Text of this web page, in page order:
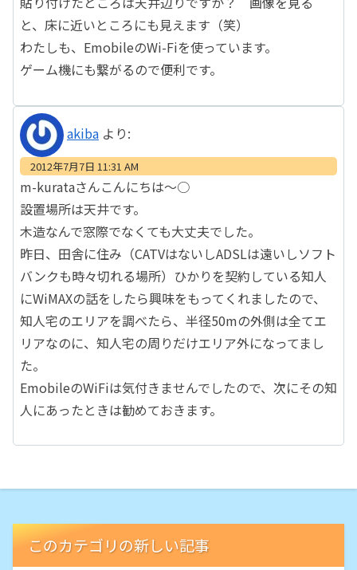
と、床に近いところにも見えます（笑）
わたしも、EmobileのWi-Fiを使っています。
ゲーム機にも繋がるので便利です。
akiba より:
2012年7月7日 11:31 AM
m-kurataさんこんにちは～○
設置場所は天井です。
木造なんで窓際でなくても大丈夫でした。
昨日、田舎に住み（CATVはないしADSLは遠いしソフト
バンクも時々切れる場所）ひかりを契約している知人
にWiMAXの話をしたら興味をもってくれましたので、
知人宅のエリアを調べたら、半径50mの外側は全てエ
リアなのに、知人宅の周りだけエリア外になってまし
た。
EmobileのWiFiは気付きませんでしたので、次にその知
人にあったときは勧めておきます。
このカテゴリの新しい記事